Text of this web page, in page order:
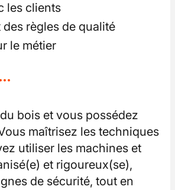
les clients
règles de qualité
le métier
bois et vous possédez
maîtrisez les techniques
utiliser les machines et
et rigoureux(se),
de sécurité, tout en